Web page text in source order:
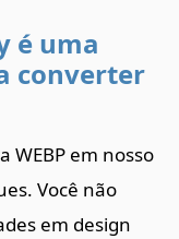
é uma
converter
WEBP em nosso
Você não
em design